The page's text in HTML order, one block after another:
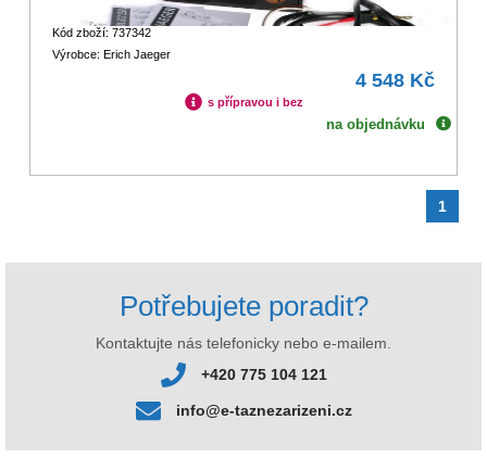
Kód zboží: 737342
Výrobce: Erich Jaeger
4 548 Kč
s přípravou i bez
na objednávku
1
Potřebujete poradit?
Kontaktujte nás telefonicky nebo e-mailem.
+420 775 104 121
info@e-taznezarizeni.cz